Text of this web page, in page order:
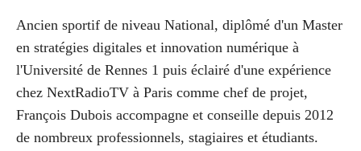
Ancien sportif de niveau National, diplômé d'un Master
en stratégies digitales et innovation numérique à
l'Université de Rennes 1 puis éclairé d'une expérience
chez NextRadioTV à Paris comme chef de projet,
François Dubois accompagne et conseille depuis 2012
de nombreux professionnels, stagiaires et étudiants.